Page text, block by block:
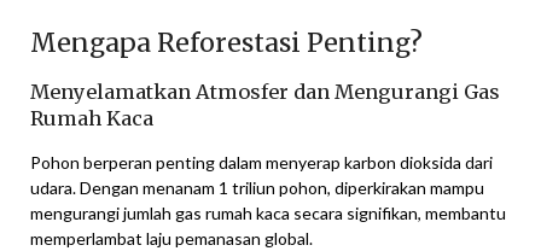
Mengapa Reforestasi Penting?
Menyelamatkan Atmosfer dan Mengurangi Gas
Rumah Kaca
Pohon berperan penting dalam menyerap karbon dioksida dari
udara. Dengan menanam 1 triliun pohon, diperkirakan mampu
mengurangi jumlah gas rumah kaca secara signifikan, membantu
memperlambat laju pemanasan global.